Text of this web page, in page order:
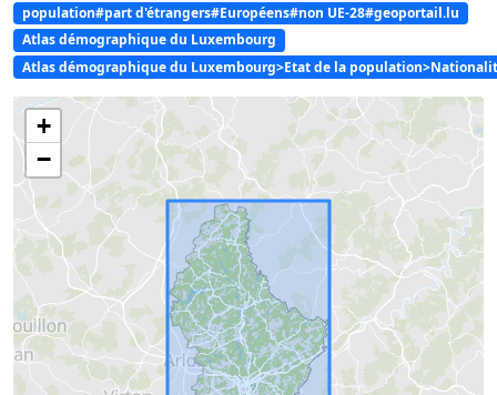
population#part d'étrangers#Européens#non UE-28#geoportail.lu
Atlas démographique du Luxembourg
Atlas démographique du Luxembourg>Etat de la
+
−